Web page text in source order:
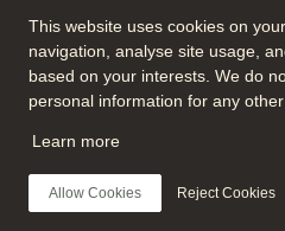
This website uses cookies on
navigation, analyse site usage,
based on your interests. We do
personal information for any
Learn more
Allow Cookies Reject Cookies
Únase a la
Siga todos los canales
© 2026 Everpure, Inc. Todos
Privacidad
Términos del sitio web